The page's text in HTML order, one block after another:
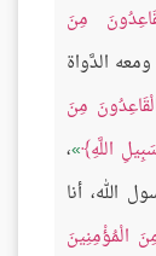
مِنَ
الدَّواة
مِنَ
اللَّهِ
،
الله، أنا
الْمُؤْمِنِينَ